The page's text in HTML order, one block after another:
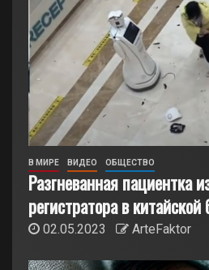
В МИРЕ ВИДЕО ОБЩЕСТВО
Разгневанная пациентка
регистратора в
02.05.2023 ArteFaktor